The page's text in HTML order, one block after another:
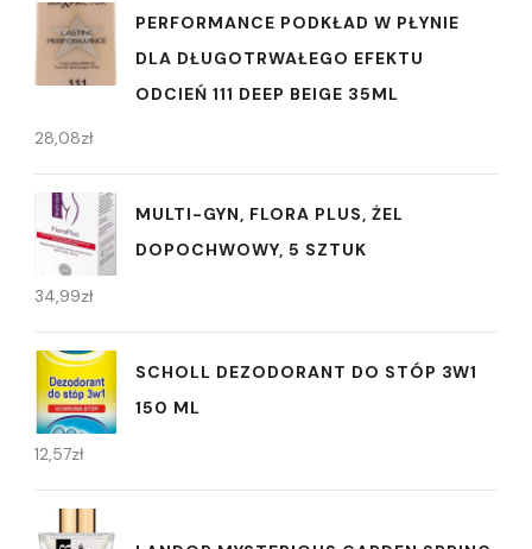
PERFORMANCE PODKŁAD W PŁYNIE
DLA DŁUGOTRWAŁEGO EFEKTU
ODCIEŃ 111 DEEP BEIGE 35ML
28,08zł
MULTI-GYN, FLORA PLUS, ŻEL
DOPOCHWOWY, 5 SZTUK
34,99zł
SCHOLL DEZODORANT DO STÓP 3W1
150 ML
12,57zł